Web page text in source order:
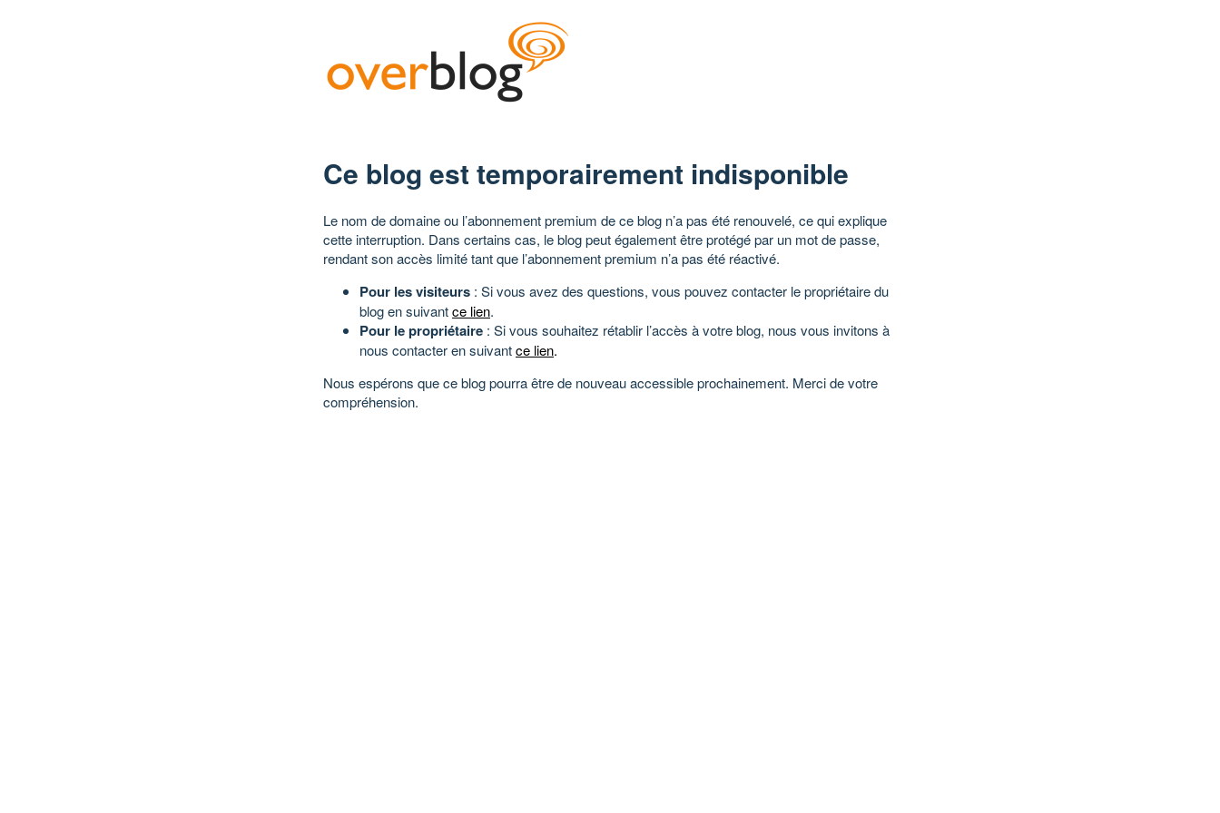
Ce blog est temporairement indisponible
Le nom de domaine ou l’abonnement premium de ce blog n’a pas été renouvelé, ce qui explique
cette interruption. Dans certains cas, le blog peut également être protégé par un mot de passe,
rendant son accès limité tant que l’abonnement premium n’a pas été réactivé.
Pour les visiteurs : Si vous avez des questions, vous pouvez contacter le propriétaire du
blog en suivantce lien.
Pour le propriétaire : Si vous souhaitez rétablir l’accès à votre blog, nous vous invitons à
nous contacter en suivantce lien.
Nous espérons que ce blog pourra être de nouveau accessible prochainement. Merci de votre
compréhension.